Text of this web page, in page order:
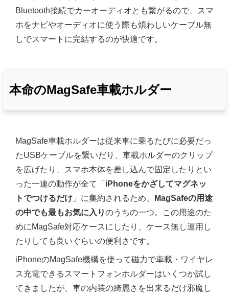
Bluetooth接続でカーオーディオとも繋がるので、スマ
ホをナビやオーディオに使う際も煩わしいケーブル無
しでスマートに完結するのが快適です。
本命のMagSafe車載ホルダー
MagSafe車載ホルダーは従来車に乗るたびに必要だっ
たUSBケーブルを繋いだり、車載ホルダーのクリップ
を広げたり、スマホ本体を差し込んで固定したりとい
った一連の動作が全て「 iPhoneをかざしてマグネッ
トでつけるだけ 」に集約されるため、
MagSafeの用途
の中でも最もお気に入りのうちの一つ。この用途のた
めにMagSafe対応ケースにしたり、ケース無し運用し
たりしても良いぐらいの便利さです。
iPhoneのMagSafe機構を使って磁力で車載・ワイヤレ
ス充電できるスマートフォンホルダーはいくつか試し
てきましたが、車の内装の綺麗さを出来るだけ邪魔し